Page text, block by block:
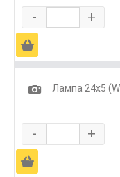
- +
Ä
1
Лампа 24х5
- +
Ä